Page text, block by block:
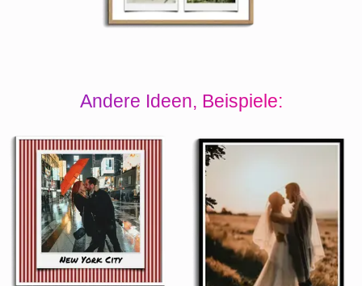
Andere Ideen, Beispiele: